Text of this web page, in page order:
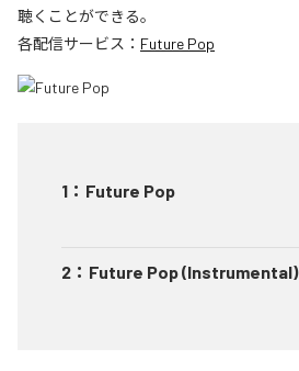
聴くことができる。
各配信サービス： Future Pop
1 ： Future Pop
2 ： Future Pop (Instrumental)